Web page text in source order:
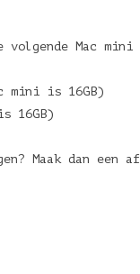
volgende Mac
mini is 16GB)
16GB)
Maak dan een